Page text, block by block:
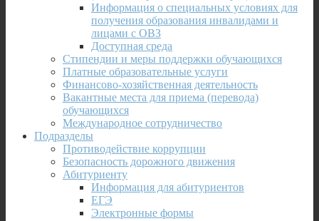
Информация о специальных условиях для
получения образования инвалидами и
лицами с ОВЗ
Доступная среда
Стипендии и меры поддержки обучающихся
Платные образовательные услуги
Финансово-хозяйственная деятельность
Вакантные места для приема (перевода)
обучающихся
Международное сотрудничество
Подразделы
Противодействие коррупции
Безопасность дорожного движения
Абитуриенту
Информация для абитуриентов
ЕГЭ
Электронные формы